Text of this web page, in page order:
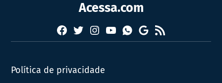
Acessa.com
Facebook
TwitterInstagram
YouTubeWhatsapp
Google
News
RSS
Política de privacidade